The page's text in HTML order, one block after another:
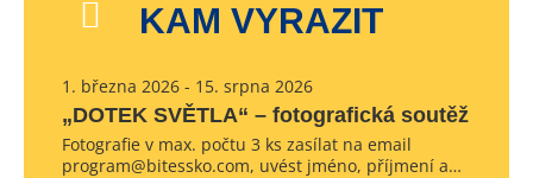
KAM VYRAZIT
1. března 2026 - 15. srpna 2026
„DOTEK SVĚTLA“ – fotografická soutěž
Fotografie v max. počtu 3 ks zasílat na email
program@bitessko.com, uvést jméno, příjmení a…